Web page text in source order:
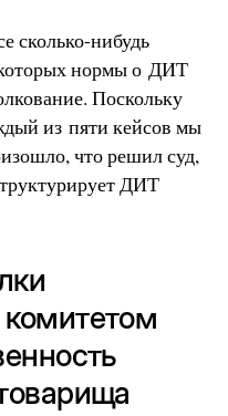
сколько-нибудь
нормы о ДИТ
Поскольку
из пяти кейсов мы
что решил суд,
ДИТ